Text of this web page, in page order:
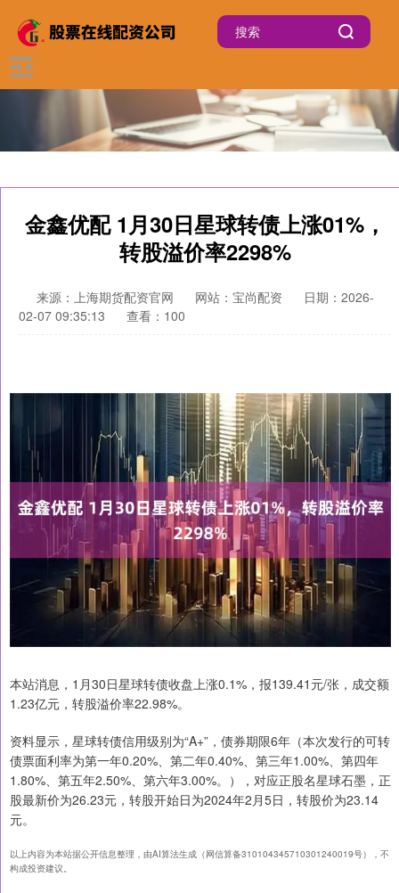
金鑫优配 1月30日星球转债上涨01%，
转股溢价率2298%
来源：上海期货配资官网 网站：宝尚配资
日期：2026-
02-07 09:35:13
查看：100
本站消息，1月30日星球转债收盘上涨0.1%，报139.41元/张，成交额
1.23亿元，转股溢价率22.98%。
资料显示，星球转债信用级别为“A+”，债券期限6年（本次发行的可转
债票面利率为第一年0.20%、第二年0.40%、第三年1.00%、第四年
1.80%、第五年2.50%、第六年3.00%。），对应正股名星球石墨，正
股最新价为26.23元，转股开始日为2024年2月5日，转股价为23.14
元。
以上内容为本站据公开信息整理，由AI算法生成（网信算备310104345710301240019号），不
构成投资建议。